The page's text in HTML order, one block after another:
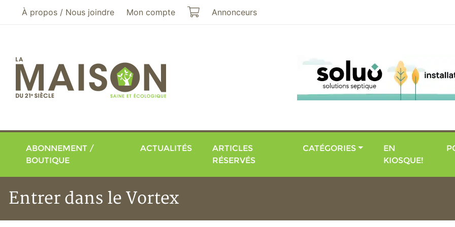
Aller au menu principal
Aller au contenu principal
À propos / Nous joindre Mon compte Mon panier
Annonceurs
ABONNEMENT /
BOUTIQUE
ACTUALITÉS
ARTICLES
RÉSERVÉS
CATÉGORIES
EN
KIOSQUE!
Entrer dans le Vortex